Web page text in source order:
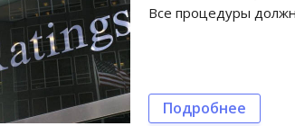
Все процедуры
Подробнее